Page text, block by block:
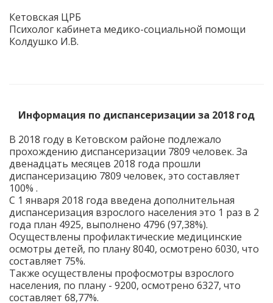
Кетовская ЦРБ
Психолог кабинета медико-социальной помощи
Колдушко И.В.
Информация по диспансеризации за 2018 год
В 2018 году в Кетовском районе подлежало
прохождению диспансеризации 7809 человек. За
двенадцать месяцев 2018 года прошли
диспансеризацию 7809 человек, это составляет
100% .
С 1 января 2018 года введена дополнительная
диспансеризация взрослого населения это 1 раз в 2
года план 4925, выполнено 4796 (97,38%).
Осуществлены профилактические медицинские
осмотры детей, по плану 8040, осмотрено 6030, что
составляет 75%.
Также осуществлены профосмотры взрослого
населения, по плану - 9200, осмотрено 6327, что
составляет 68,77%.